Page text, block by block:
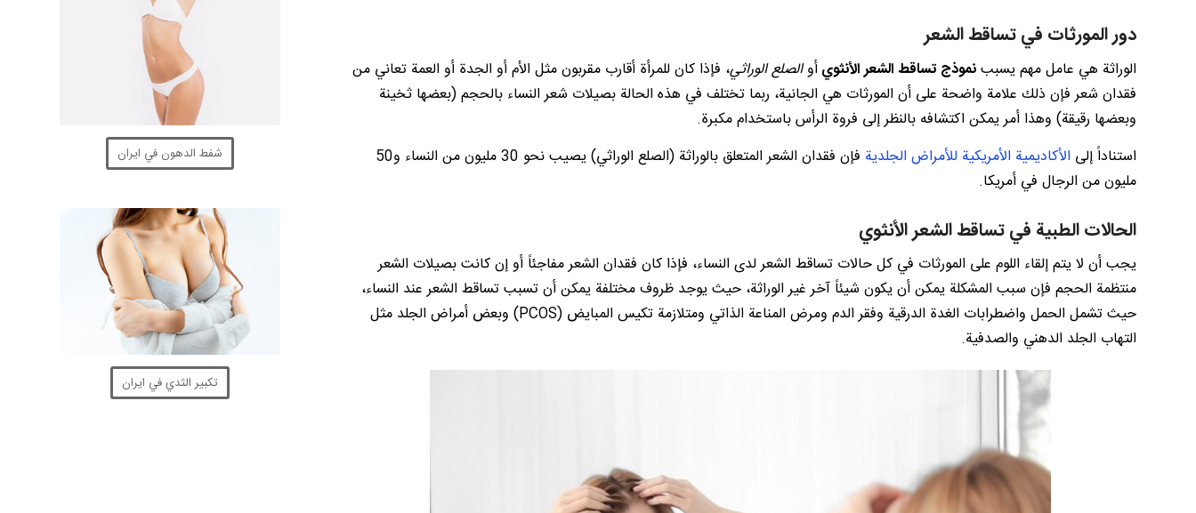
دور المورثات في تساقط الشعر
الوراثة هي عامل مهم يسببنموذج تساقط الشعر الأنثويأوالصلع الوراثي، فإذا كان للمرأة أقارب مقربون مثل الأم أو الجدة أو العمة تعاني من
فقدان شعر فإن ذلك علامة واضحة على أن المورثات هي الجانية، ربما تختلف في هذه الحالة بصيلات شعر النساء بالحجم (بعضها ثخينة
وبعضها رقيقة) وهذا أمر يمكن اكتشافه بالنظر إلى فروة الرأس باستخدام مكبرة.
استناداً إلى الأكاديمية الأمريكية للأمراض الجلدية
فإن فقدان الشعر المتعلق بالوراثة (الصلع الوراثي) يصيب نحو 30 مليون من النساء و50
مليون من الرجال في أمريكا.
الحالات الطبية في تساقط الشعر الأنثوي
يجب أن لا يتم إلقاء اللوم على المورثات في كل حالات تساقط الشعر لدى النساء، فإذا كان فقدان الشعر مفاجئاً أو إن كانت بصيلات الشعر
منتظمة الحجم فإن سبب المشكلة يمكن أن يكون شيئاً آخر غير الوراثة، حيث يوجد ظروف مختلفة يمكن أن تسبب تساقط الشعر عند النساء،
حيث تشمل الحمل واضطرابات الغدة الدرقية وفقر الدم ومرض المناعة الذاتي ومتلازمة تكيس المبايض (PCOS) وبعض أمراض الجلد مثل
التهاب الجلد الدهني والصدفية.
شفط الدهون في ايران
تكبير الثدي في ايران